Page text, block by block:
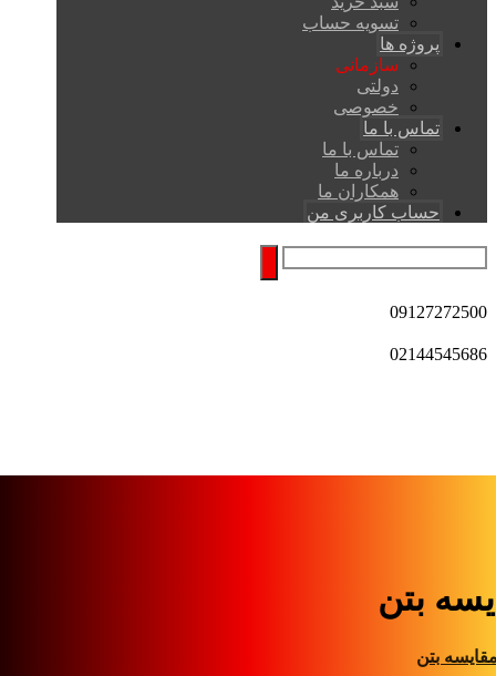
تسویه حساب
پروژه ها
سازمانی
دولتی
خصوصی
تماس با ما
تماس با ما
درباره ما
همکاران ما
حساب کاربری من
09127272500
02144545686
بتن
بتن